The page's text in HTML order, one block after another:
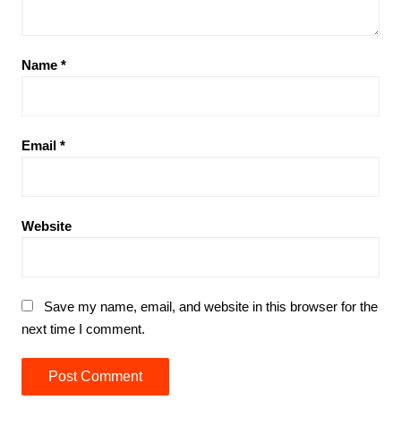
Name *
Email *
Website
Save my name, email, and website in this browser for the
next time I comment.